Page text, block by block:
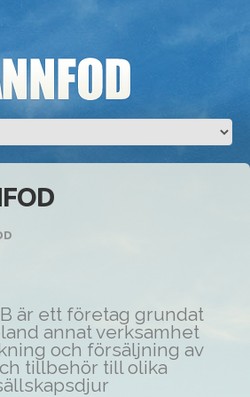
är ett företag grundat
annat verksamhet
och försäljning av
tillbehör till olika